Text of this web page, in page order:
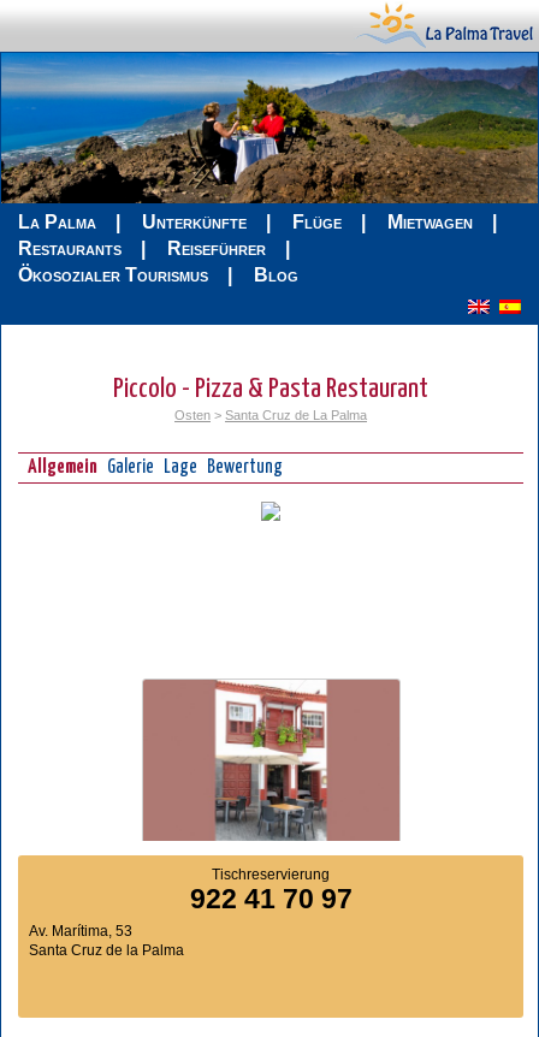
La Palma Unterkünfte Flüge
Mietwagen
Restaurants
Reiseführer
Ökosozialer Tourismus
Blog
Piccolo - Pizza & Pasta Restaurant
Osten > Santa Cruz de La Palma
Allgemein Galerie Lage Bewertung
Tischreservierung
922 41 70 97
Av. Marítima, 53
Santa Cruz de la Palma